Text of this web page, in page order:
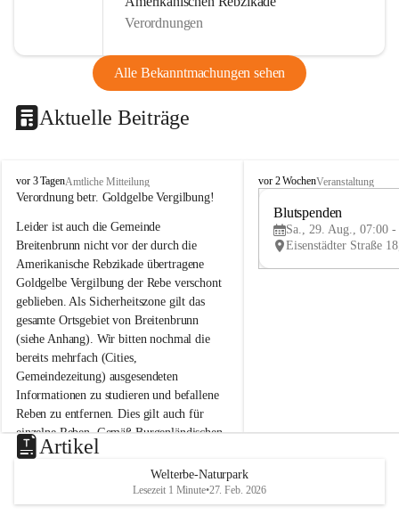
Verordnungen
Alle Bekanntmachungen sehen
Aktuelle Beiträge
B
r
i
t
e
n
b
r
u
n
n
a
m
N
e
u
s
d
vor 3 TagenAmtliche Mitteilung
Verordnung betr. Goldgelbe Vergilbung!
Leider ist auch die Gemeinde
Breitenbrunn nicht vor der durch die
Amerikanische Rebzikade übertragene
Goldgelbe Vergilbung der Rebe verschont
geblieben. Als Sicherheitszone gilt das
gesamte Ortsgebiet von Breitenbrunn
(siehe Anhang). Wir bitten nochmal die
bereits mehrfach (Cities,
Gemeindezeitung) ausgesendeten
Informationen zu studieren und befallene
Reben zu entfernen. Dies gilt auch für
einzelne Reben. Gemäß Burgenländischen
Weinbaugesetz sind nicht gepflegte oder
unzulässige Weingärten zu roden! Bitte
helfen wir zusammen um unsere Winzer
vor den prognostizierten Ernteausfällen
B
e
u
e
d
vor 2 WochenVeranstaltung
Blutspenden
Sa., 29. Aug., 07:00 -
Artikel
Welterbe-Naturpark
Lesezeit 1 Minute•27. Feb. 2026